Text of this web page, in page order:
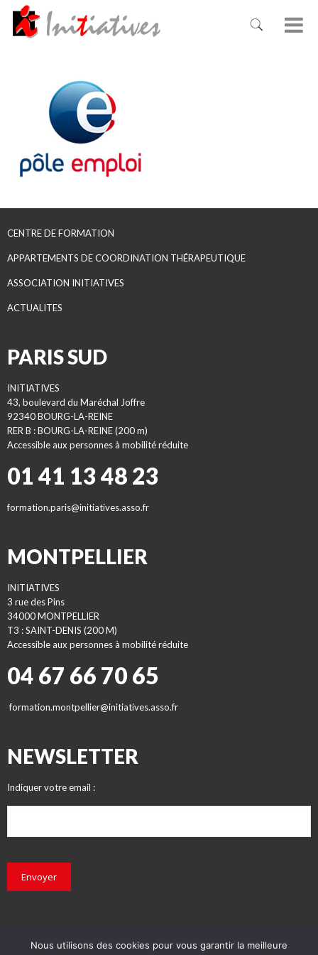
CENTRE DE FORMATION
APPARTEMENTS DE COORDINATION THÉRAPEUTIQUE
ASSOCIATION INITIATIVES
ACTUALITES
PARIS SUD
INITIATIVES
43, boulevard du Maréchal Joffre
92340 BOURG-LA-REINE
RER B : BOURG-LA-REINE (200 m)
Accessible aux personnes à mobilité réduite
01 41 13 48 23
formation.paris@initiatives.asso.fr
MONTPELLIER
INITIATIVES
3 rue des Pins
34000 MONTPELLIER
T3 : SAINT-DENIS (200 M)
Accessible aux personnes à mobilité réduite
04 67 66 70 65
formation.montpellier@initiatives.asso.fr
NEWSLETTER
Indiquer votre email :
Envoyer
Nous utilisons des cookies pour vous garantir la meilleure